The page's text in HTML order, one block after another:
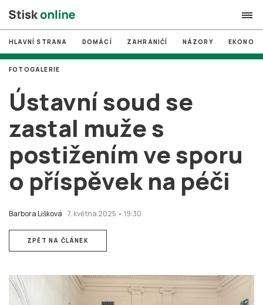
search
# MUNI
Brno
# volby
login PŘIHLÁSIT SE
Zapomněli jste heslo?
Založit nový účet
HLAVNÍ STRANA DOMÁCÍ ZAHRANIČÍ NÁZORY
Ústavní soud se
zastal muže s
postižením ve sporu
o příspěvek na péči
Barbora Lišková 7. května 2025 • 19:30
FOTOGALERIE
ZPĚT NA ČLÁNEK